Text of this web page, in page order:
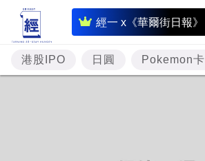
經一 x《華爾街日報》
即
時
財
經
港股IPO 日圓 Pokemon卡